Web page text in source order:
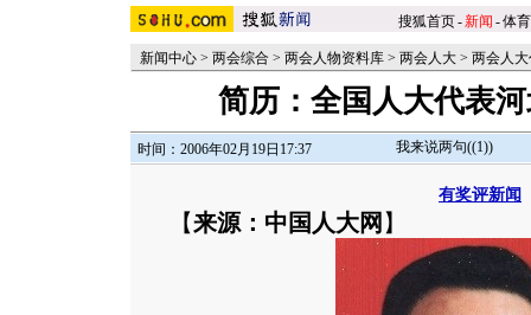
搜狐首页-新闻 -体育
新闻中心 > 两会综合 > 两会人物资料库 > 两会人大 > 两会人
简历：全国人大代表
时间：2006年02月19日17:37 我来说两句((1))
有奖评新闻
【来源：中国人大网 】